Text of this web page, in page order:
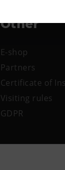
Other
E-shop
Partners
Certificate of
Visiting rules
GDPR